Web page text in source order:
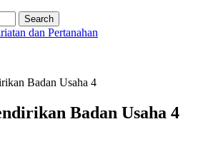
dan Pertanahan
Badan Usaha 4
Badan Usaha 4